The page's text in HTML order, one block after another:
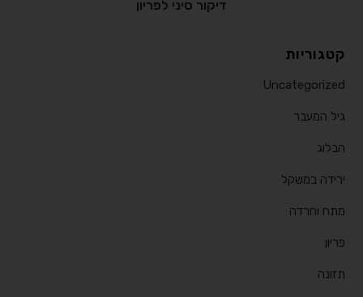
דיקור סיני לפריון
קטגוריות
Uncategorized
גיל המעבר
הבלוג
ירידה במשקל
מתח וחרדה
פריון
תזונה